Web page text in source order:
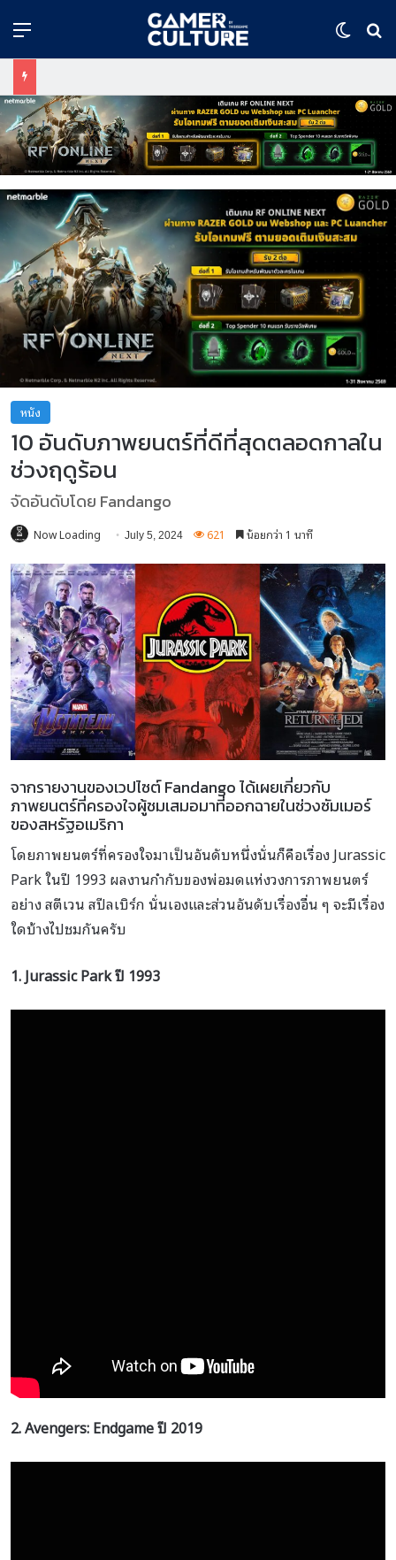
Menu
หนัง
10 อันดับภาพยนตร์ที่ดีที่สุดตลอดกาลใน
ช่วงฤดูร้อน
จัดอันดับโดย Fandango
Now Loading July 5, 2024 621 น้อยกว่า 1 นาที
จากรายงานของเวปไซต์ Fandango ได้เผยเกี่ยวกับ
ภาพยนตร์ที่ครองใจผู้ชมเสมอมาที่ออกฉายในช่วงซัมเมอร์
ของสหรัฐอเมริกา
โดยภาพยนตร์ที่ครองใจมาเป็นอันดับหนึ่งนั่นก็คือเรื่อง Jurassic
Park ในปี 1993 ผลงานกำกับของพ่อมดแห่งวงการภาพยนตร์
อย่าง สตีเวน สปีลเบิร์ก นั่นเองและส่วนอันดับเรื่องอื่น ๆ จะมีเรื่อง
ใดบ้างไปชมกันครับ
1. Jurassic Parkปี 1993
2. Avengers: Endgameปี 2019